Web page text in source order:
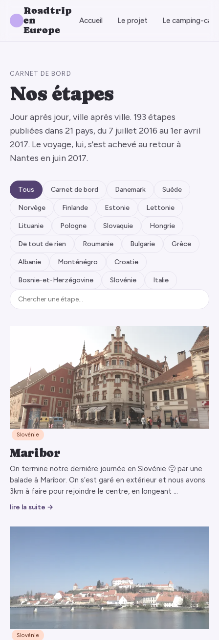
Roadtrip
en
Europe
Accueil Le projet Le camping-car
CARNET DE BORD
Nos étapes
Jour après jour, ville après ville. 193 étapes
publiées dans 21 pays, du 7 juillet 2016 au 1er avril
2017. Le voyage, lui, s'est achevé au retour à
Nantes en juin 2017.
Tous Carnet de bord Danemark Suède
Norvège Finlande Estonie Lettonie
Lituanie Pologne Slovaquie Hongrie
De tout de rien Roumanie Bulgarie Grèce
Albanie Monténégro Croatie
Bosnie-et-Herzégovine Slovénie Italie
Slovénie
Maribor
On termine notre dernière journée en Slovénie 🙁 par une
balade à Maribor. On s’est garé en extérieur et nous avons
3km à faire pour rejoindre le centre, en longeant …
lire la suite →
Slovénie